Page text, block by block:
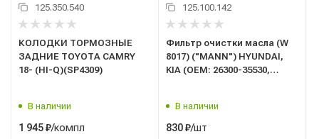
125.350.540
КОЛОДКИ ТОРМОЗНЫЕ
ЗАДНИЕ TOYOTA CAMRY
18- (HI-Q)(SP4309)
В наличии
1 945₽/компл
125.100.142
Фильтр очистки масла (W
8017) ("MANN") HYUNDAI,
KIA (OEM: 26300-35530,
В наличии
830₽/шт